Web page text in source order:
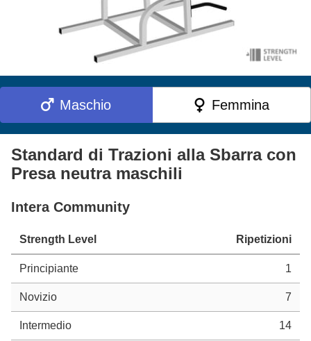
Maschio Femmina
Standard di Trazioni alla Sbarra con
Presa neutra maschili
Intera Community
Strength Level Ripetizioni
Principiante 1
Novizio 7
Intermedio 14